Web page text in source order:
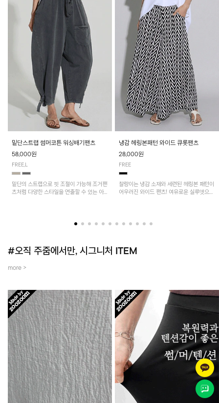
밑단스트랩 썸머코튼 워싱배기팬츠
58,000원
FREE,L
밑단의 스트랩으로 핏 조절이 가능해 조거팬
츠처럼 다양한 스타일을 연출할 수 있는 아
냉감 헤링본패턴 와이드 큐롯팬츠
28,000원
FREE
찰랑이는 냉감 소재와 세련된 헤링본 패턴이
어우러진 와이드 팬츠! 여유로운 실루엣으로
#오직 주줌에서만, 시그니처 ITEM
more >